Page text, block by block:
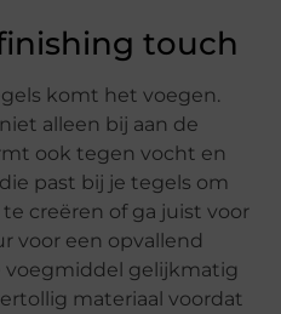
touch
komt het voegen.
alleen bij aan de
ook tegen vocht en
past bij je tegels om
creëren of ga juist voor
voor een opvallend
voegmiddel gelijkmatig
materiaal voordat